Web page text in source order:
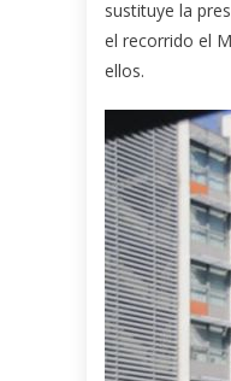
sustituye la
el recorrido el
ellos.